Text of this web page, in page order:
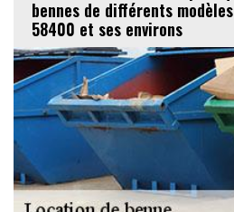
bennes de différents
58400 et ses environs